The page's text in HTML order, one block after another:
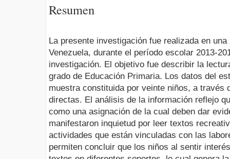
Resumen
La presente investigación fue realizada en
Venezuela, durante el período escolar 2013-
investigación. El objetivo fue describir la
grado de Educación Primaria. Los datos del
muestra constituida por veinte niños, a través
directas. El análisis de la información reflejo
como una asignación de la cual deben dar
manifestaron inquietud por leer textos
actividades que están vinculadas con las
permiten concluir que los niños al sentir